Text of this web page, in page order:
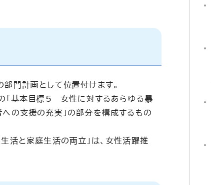
門計画として位置付けます。
「基本目標5 女性に対するあらゆる暴
の支援の充実」の部分を構成するもの
と家庭生活の両立」は、女性活躍推